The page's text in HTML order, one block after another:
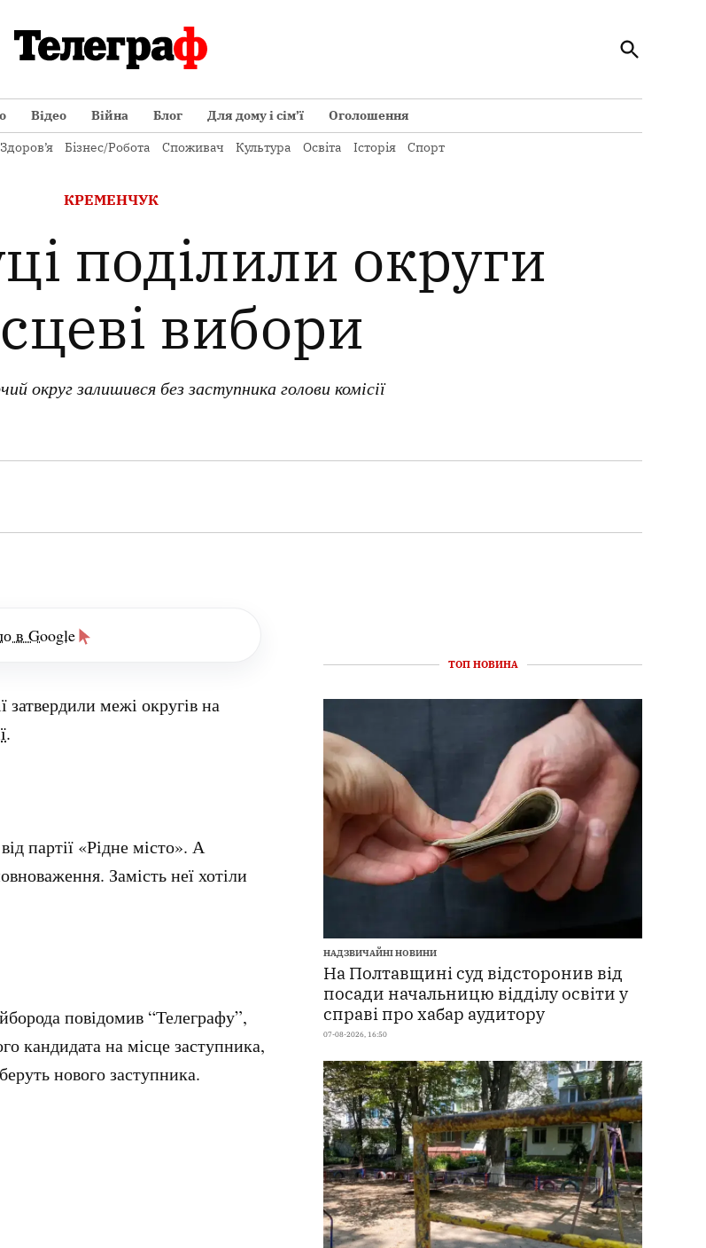
Відкрити
пошук
Відео Війна Блог Для дому і сім’ї
Оголошення
Здоров’я Бізнес/Робота Споживач Культура Освіта Історія Спорт
ОПУБЛІКОВАНО
КРЕМЕНЧУК
поділили округи
вибори
округ залишився без заступника голови комісії
в Google
затвердили межі округів на
.
партії «Рідне місто». А
Замість неї хотіли
повідомив “Телеграфу”,
кандидата на місце заступника,
нового заступника.
ТОП НОВИНА
НАДЗВИЧАЙНІ НОВИНИ
На Полтавщині суд відсторонив від
посади начальницю відділу освіти у
справі про хабар аудитору
07-08-2026, 16:50